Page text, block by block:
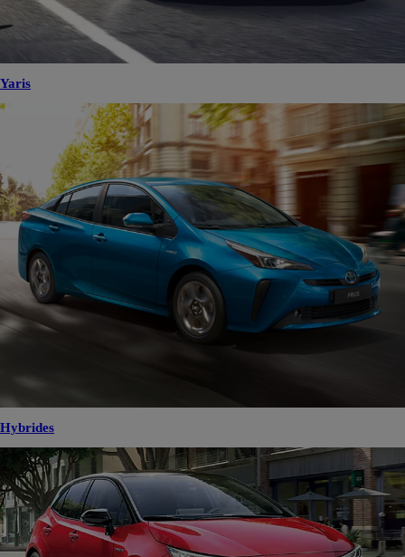
Yaris
Hybrides